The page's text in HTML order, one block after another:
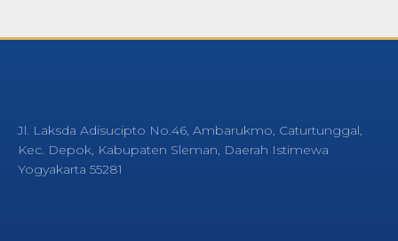
Jl. Laksda Adisucipto No.46, Ambarukmo, Caturtunggal,
Kec. Depok, Kabupaten Sleman, Daerah Istimewa
Yogyakarta 55281